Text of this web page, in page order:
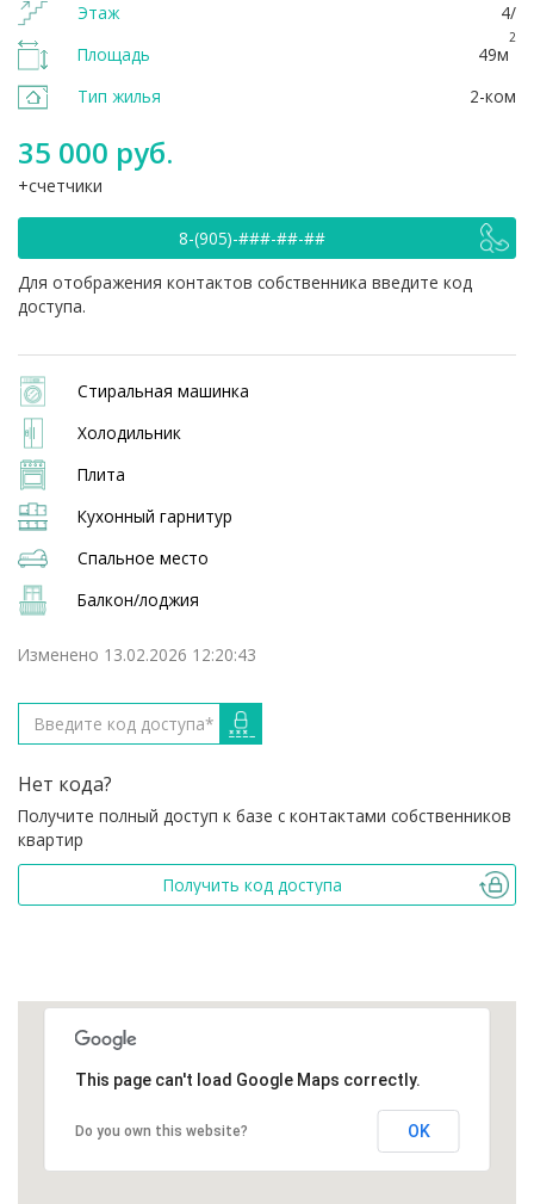
Этаж
4/
Площадь
49м
2
Тип жилья 2-ком
35 000 руб.
счетчики
8-(905)-###-##-##
Для отображения контактов собственника введите код
доступа.
Стиральная машинка
Холодильник
Плита
Кухонный гарнитур
Спальное место
Балкон/лоджия
Изменено 13.02.2026 12:20:43
Нет кода?
Получите полный доступ к базе с контактами собственников
квартир
Получить код доступа
This page can't load Google Maps correctly.
Do you own this website? OK